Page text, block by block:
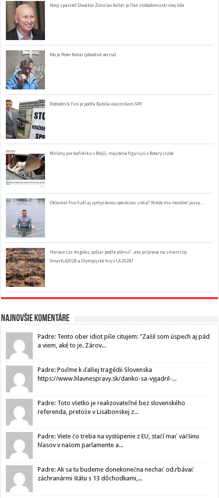
Nový spasiteľ Slovákov Zoroslav Kollár je člen slobodomurárskej lóže
Kto je Peter Kotlár (pôvodná verzia)
Podvodník Fico je podľa Babiša vlastníkom SPP
Milióny pre kafilérku v Mojši, majitelia figurujú v Rotary clube
Oklamal Fico ľudí aj vymyslenou operáciou srdca? Nikde mu nevidieť jazvu…
Horiace Los Angeles, požiar podľa plánu? ..ako príprava na smart city
SmartLA2028 a Olympijské hry v LA 2028?
Najnovšie komentáre
Padre: Tento ober idiot píše citujem: "Zažil som úspech aj pád
a viem, aké to je. Zárov...
Padre: Poďme k ďalšej tragédii Slovenska
https://www.hlavnespravy.sk/danko-sa-vyjadril-...
Padre: Toto všetko je realizovateľné bez slovenského
referenda, pretože v Lisabonskej z...
Padre: Viete čo treba na vystúpenie z EU, stačí mať väčšinu
hlasov v našom parlamente a...
Padre: Ak sa tu budeme donekonečna nechať od.rbávať
záchranármi štátu s 13 dôchodkami,...